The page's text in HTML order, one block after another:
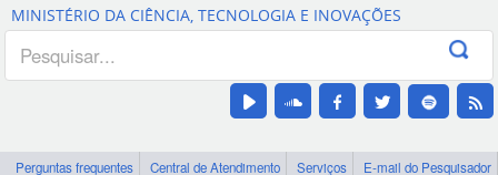
Canais
MINISTÉRIO DA CIÊNCIA, TECNOLOGIA E INOVAÇÕES
Perguntas frequentes Central de Atendimento Serviços
E-mail do Pesquisador